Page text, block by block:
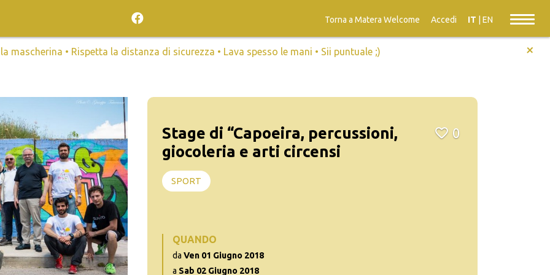
Torna a Matera Welcome Accedi IT EN
la mascherina • Rispetta la distanza di sicurezza • Lava spesso le mani • Sii puntuale ;) +
Stage di “Capoeira, percussioni,
giocoleria e arti circensi
0
SPORT
QUANDO
da Ven 01 Giugno 2018
a Sab 02 Giugno 2018